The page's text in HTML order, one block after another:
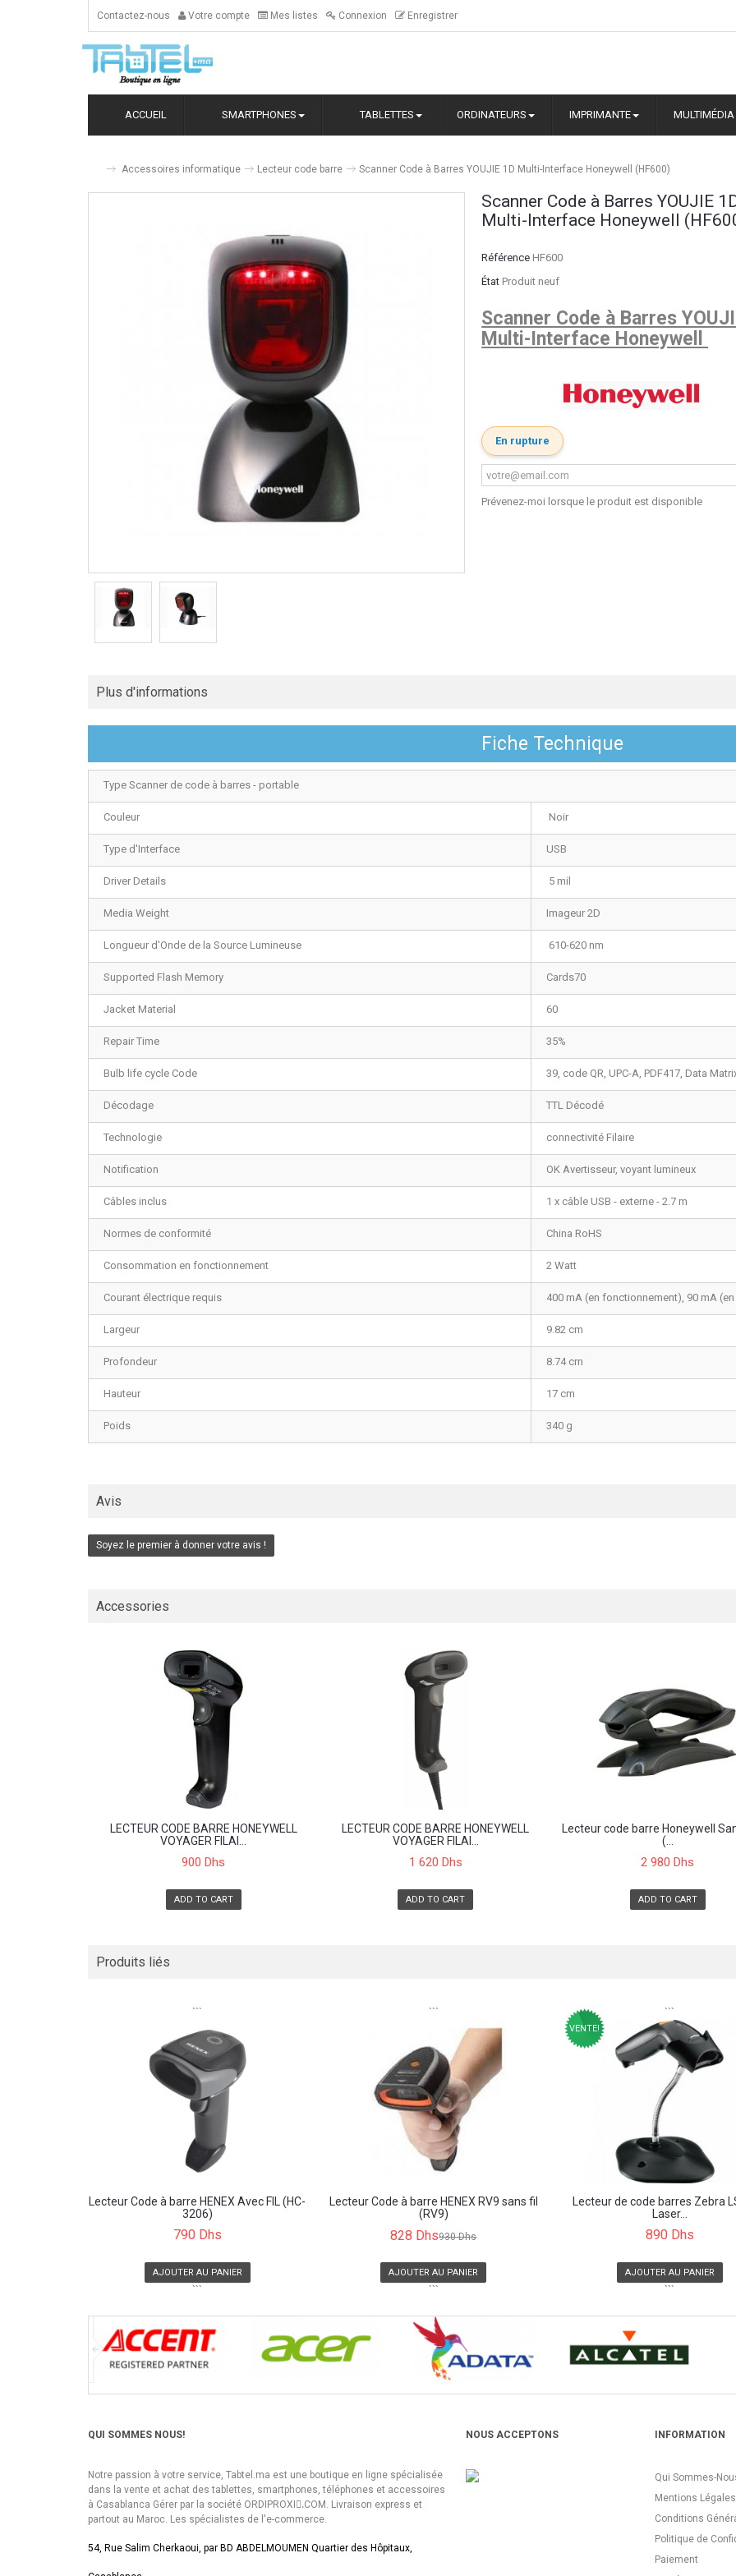
Contactez-nous Votre compte Mes listes Connexion Enregistrer
ACCUEIL SMARTPHONES TABLETTES ORDINATEURS IMPRIMANTE MULTIMÉDIA
Accessoires informatique Lecteur code barre Scanner Code à Barres YOUJIE 1D Multi-Interface Honeywell (HF600)
Scanner Code à Barres YOUJIE
Multi-Interface Honeywell
Référence HF600
État Produit neuf
Scanner Code à Barres
Multi-Interface Honeywell
En rupture
Prévenez-moi lorsque le produit est disponible
Plus d'informations
Fiche Technique
Type Scanner de code à barres - portable
Couleur Noir
Type d'Interface USB
Driver Details 5 mil
Media Weight Imageur 2D
Longueur d'Onde de la Source Lumineuse 610-620 nm
Supported Flash Memory Cards70
Jacket Material 60
Repair Time 35%
Bulb life cycle Code 39, code QR, UPC-A, PDF417, Data
Décodage TTL Décodé
Technologie connectivité Filaire
Notification OK Avertisseur, voyant lumineux
Câbles inclus 1 x câble USB - externe - 2.7 m
Normes de conformité China RoHS
Consommation en fonctionnement 2 Watt
Courant électrique requis 400 mA (en fonctionnement), 90 mA
Largeur 9.82 cm
Profondeur 8.74 cm
Hauteur 17 cm
Poids 340 g
Avis
Soyez le premier à donner votre avis !
Accessories
LECTEUR CODE BARRE HONEYWELL
VOYAGER FILAI...
900 Dhs
ADD TO CART
LECTEUR CODE BARRE HONEYWELL
VOYAGER FILAI...
1 620 Dhs
ADD TO CART
Lecteur code barre Honeywell
(...
2 980 Dhs
ADD TO CART
Produits liés
```
Lecteur Code à barre HENEX Avec FIL (HC-
3206)
790 Dhs
AJOUTER AU PANIER
```
```
Lecteur Code à barre HENEX RV9 sans fil
(RV9)
828 Dhs930 Dhs
AJOUTER AU PANIER
```
```
VENTE!
Lecteur de code barres Zebra
Laser...
890 Dhs
AJOUTER AU PANIER
```
QUI SOMMES NOUS!
Notre passion à votre service, Tabtel.ma est une boutique en ligne spécialisée
dans la vente et achat des tablettes, smartphones, téléphones et accessoires
à Casablanca Gérer par la société ORDIPROXI.ِCOM. Livraison express et
partout au Maroc. Les spécialistes de l'e-commerce.
54, Rue Salim Cherkaoui, par BD ABDELMOUMEN Quartier des Hôpitaux,
NOUS ACCEPTONS INFORMATION
Qui Sommes-
Mentions Légales
Conditions
Politique de
Paiement